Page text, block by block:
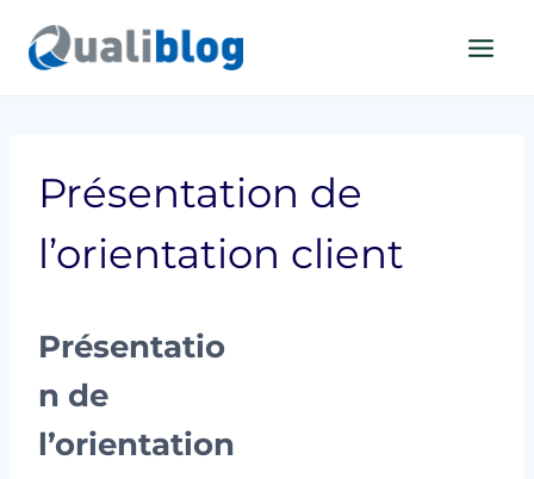
contenu
Présentation de
l’orientation client
Présentatio
n de
l’orientation